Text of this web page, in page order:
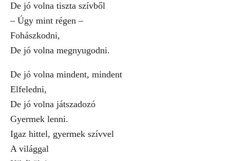
De jó volna tiszta szívből
– Úgy mint régen –
Fohászkodni,
De jó volna megnyugodni.
De jó volna mindent, mindent
Elfeledni,
De jó volna játszadozó
Gyermek lenni.
Igaz hittel, gyermek szívvel
A világgal